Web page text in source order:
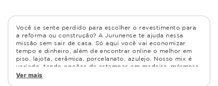
Você se sente perdido para escolher o revestimento para
a reforma ou construção? A Jurunense te ajuda nessa
missão sem sair de casa. Só aqui você vai economizar
tempo e dinheiro, além de encontrar online o melhor em
piso, lajota, cerâmica, porcelanato, azulejo. Nosso mix é
variado, tendo opções de estampas em madeira, mármore,
granito, cimento, geométrico, e muito mais Confira as
Ver mais